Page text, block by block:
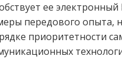
ее
передового опыта,
приоритетности